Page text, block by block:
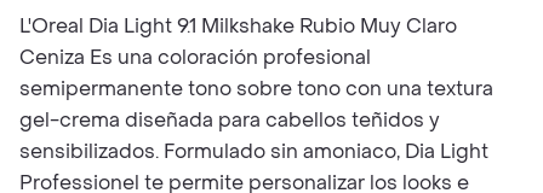
L'Oreal Dia Light 9.1 Milkshake Rubio Muy Claro
Ceniza Es una coloración profesional
semipermanente tono sobre tono con una textura
gel-crema diseñada para cabellos teñidos y
sensibilizados. Formulado sin amoniaco, Dia Light
Professionel te permite personalizar los looks e